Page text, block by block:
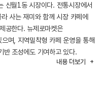
신월1동 시장이다. 전통시장에서
사는 재미와 함께 시장 카페에
공한다. 뉴제로마켓은
며, 지역밀착형 카페 운영을 통해
반 조성에도 기여하고 있다.
제공하고, 시장 고객과 주민,
내용 더보기